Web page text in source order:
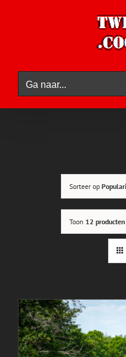
Ga naar...
Sorteer op
Toon 12 producten